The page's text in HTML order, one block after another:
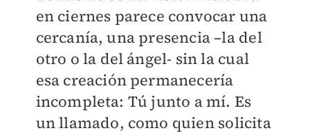
en ciernes parece convocar una
cercanía, una presencia –la del
otro o la del ángel- sin la cual
esa creación permanecería
incompleta: Tú junto a mí. Es
un llamado, como quien solicita